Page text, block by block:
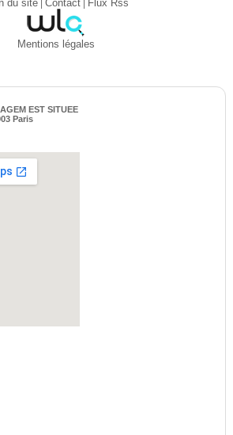
du site| Contact| Flux Rss
Mentions légales
EST SITUEE
Paris